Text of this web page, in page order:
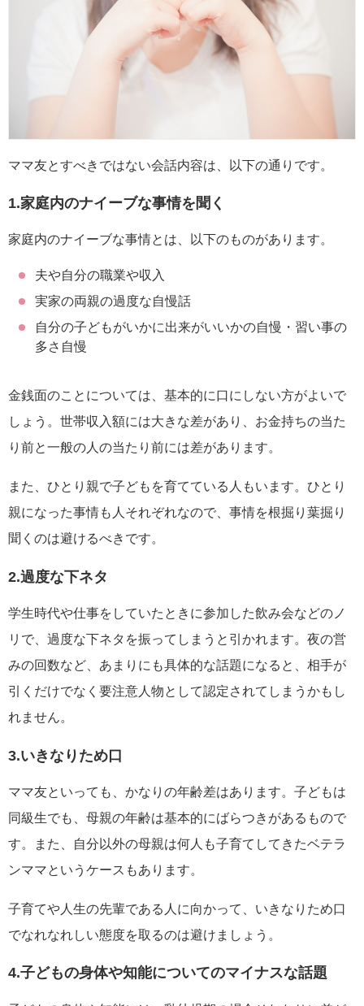
ママ友とすべきではない会話内容は、以下の通りです。
1.家庭内のナイーブな事情を聞く
家庭内のナイーブな事情とは、以下のものがあります。
夫や自分の職業や収入
実家の両親の過度な自慢話
自分の子どもがいかに出来がいいかの自慢・習い事の
多さ自慢
金銭面のことについては、基本的に口にしない方がよいで
しょう。世帯収入額には大きな差があり、お金持ちの当た
り前と一般の人の当たり前には差があります。
また、ひとり親で子どもを育てている人もいます。ひとり
親になった事情も人それぞれなので、事情を根掘り葉掘り
聞くのは避けるべきです。
2.過度な下ネタ
学生時代や仕事をしていたときに参加した飲み会などのノ
リで、過度な下ネタを振ってしまうと引かれます。夜の営
みの回数など、あまりにも具体的な話題になると、相手が
引くだけでなく要注意人物として認定されてしまうかもし
れません。
3.いきなりため口
ママ友といっても、かなりの年齢差はあります。子どもは
同級生でも、母親の年齢は基本的にばらつきがあるもので
す。また、自分以外の母親は何人も子育てしてきたベテラ
ンママというケースもあります。
子育てや人生の先輩である人に向かって、いきなりため口
でなれなれしい態度を取るのは避けましょう。
4.子どもの身体や知能についてのマイナスな話題